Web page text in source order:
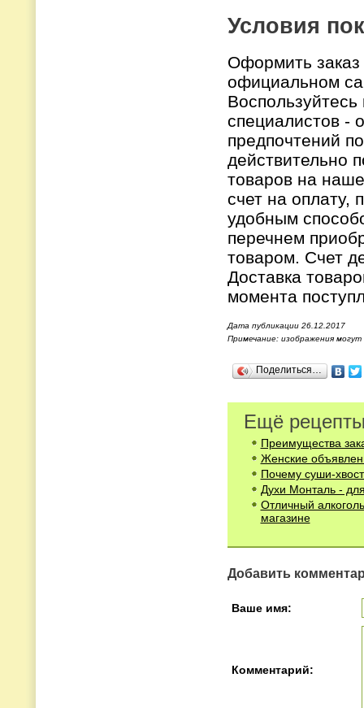
Условия
Оформить
официальном
специалистов -
предпочтений
действительно
товаров на
счет на оплату,
удобным
перечнем
товаром. Счет
Доставка
момента
Дата публикации 26.12.2017
Примечание: изображения
Поделиться…
Ещё
Преимущества
Женские
Почему суши-
Духи Монталь -
Отличный
магазине
Добавить
Ваше имя:
Комментарий: